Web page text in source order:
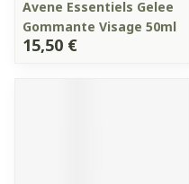
Avene Essentiels Gelee
Gommante Visage 50ml
15,50 €